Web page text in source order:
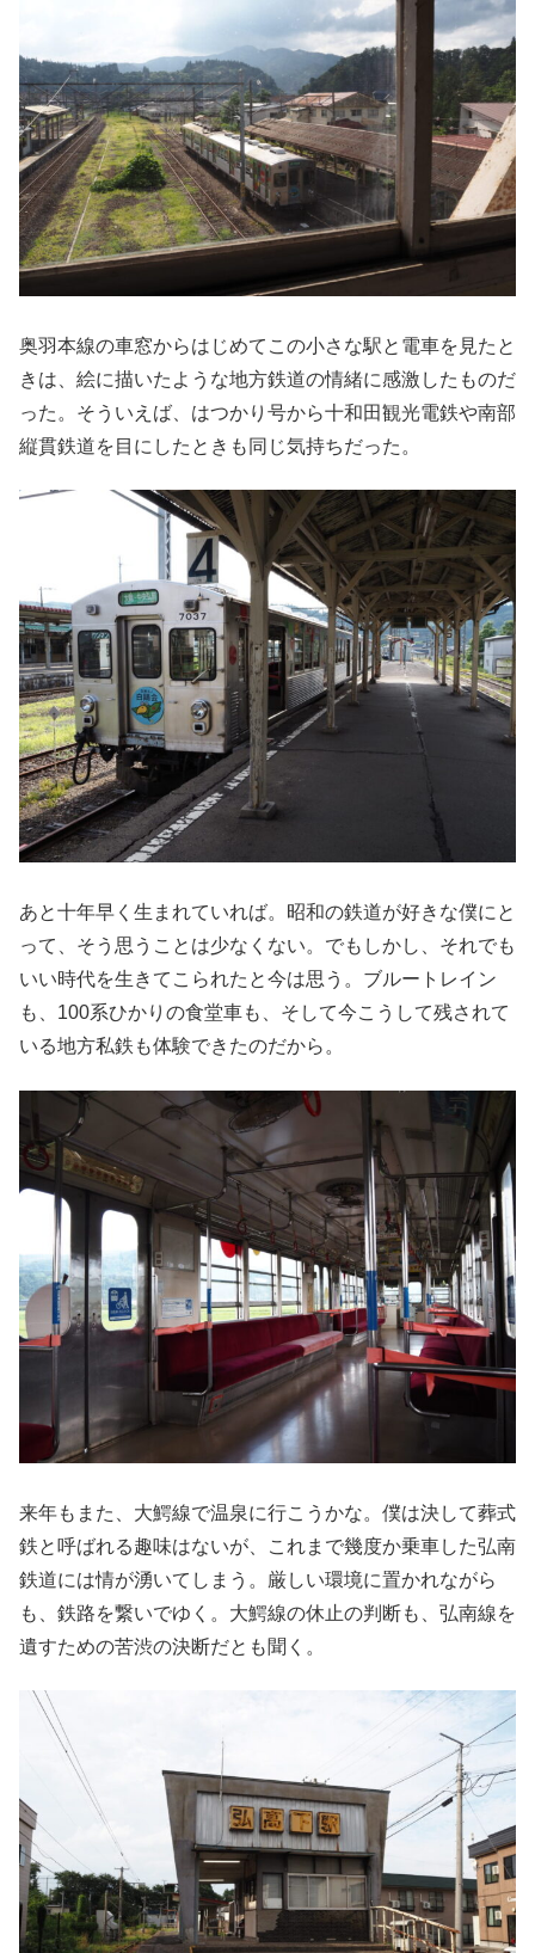
奥羽本線の車窓からはじめてこの小さな駅と電車を見たと
きは、絵に描いたような地方鉄道の情緒に感激したものだ
った。そういえば、はつかり号から十和田観光電鉄や南部
縦貫鉄道を目にしたときも同じ気持ちだった。
あと十年早く生まれていれば。昭和の鉄道が好きな僕にと
って、そう思うことは少なくない。でもしかし、それでも
いい時代を生きてこられたと今は思う。ブルートレイン
も、100系ひかりの食堂車も、そして今こうして残されて
いる地方私鉄も体験できたのだから。
来年もまた、大鰐線で温泉に行こうかな。僕は決して葬式
鉄と呼ばれる趣味はないが、これまで幾度か乗車した弘南
鉄道には情が湧いてしまう。厳しい環境に置かれながら
も、鉄路を繋いでゆく。大鰐線の休止の判断も、弘南線を
遺すための苦渋の決断だとも聞く。